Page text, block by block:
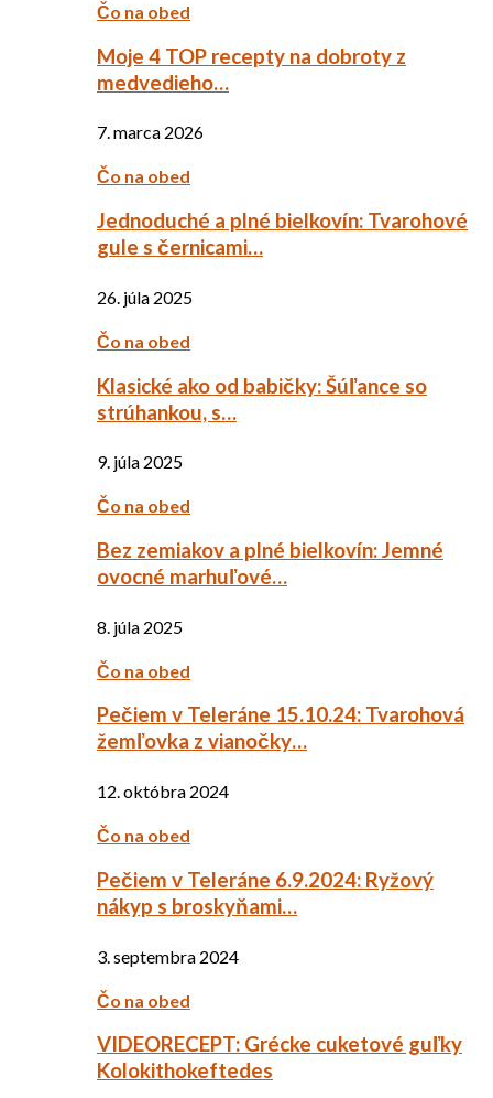
Čo na obed
Moje 4 TOP recepty na dobroty z
medvedieho…
7. marca 2026
Čo na obed
Jednoduché a plné bielkovín: Tvarohové
gule s černicami…
26. júla 2025
Čo na obed
Klasické ako od babičky: Šúľance so
strúhankou, s…
9. júla 2025
Čo na obed
Bez zemiakov a plné bielkovín: Jemné
ovocné marhuľové…
8. júla 2025
Čo na obed
Pečiem v Teleráne 15.10.24: Tvarohová
žemľovka z vianočky…
12. októbra 2024
Čo na obed
Pečiem v Teleráne 6.9.2024: Ryžový
nákyp s broskyňami…
3. septembra 2024
Čo na obed
VIDEORECEPT: Grécke cuketové guľky
Kolokithokeftedes